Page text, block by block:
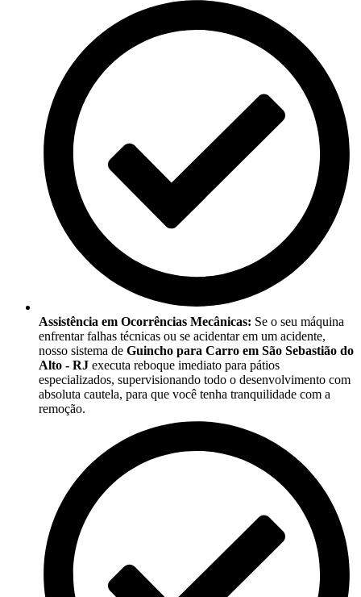
Assistência em Ocorrências Mecânicas: Se o seu máquina
enfrentar falhas técnicas ou se acidentar em um acidente,
nosso sistema de Guincho para Carro em São Sebastião do
Alto - RJ executa reboque imediato para pátios
especializados, supervisionando todo o desenvolvimento com
absoluta cautela, para que você tenha tranquilidade com a
remoção.